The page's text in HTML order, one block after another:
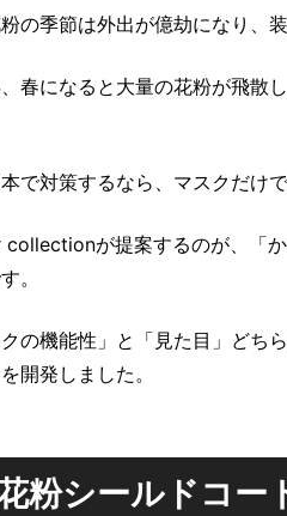
の季節は外出が億劫になり、
春になると大量の花粉が飛散
で対策するなら、マスクだけで
が提案するのが、「
。
クの機能性」と「見た目」どち
開発しました。
粉シールドコー